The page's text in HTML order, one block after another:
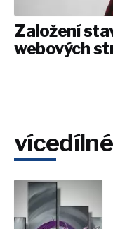
Založení
webových